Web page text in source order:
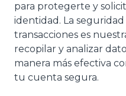
para protegerte y
identidad. La
transacciones es
recopilar y analizar
manera más efectiva
tu cuenta segura.